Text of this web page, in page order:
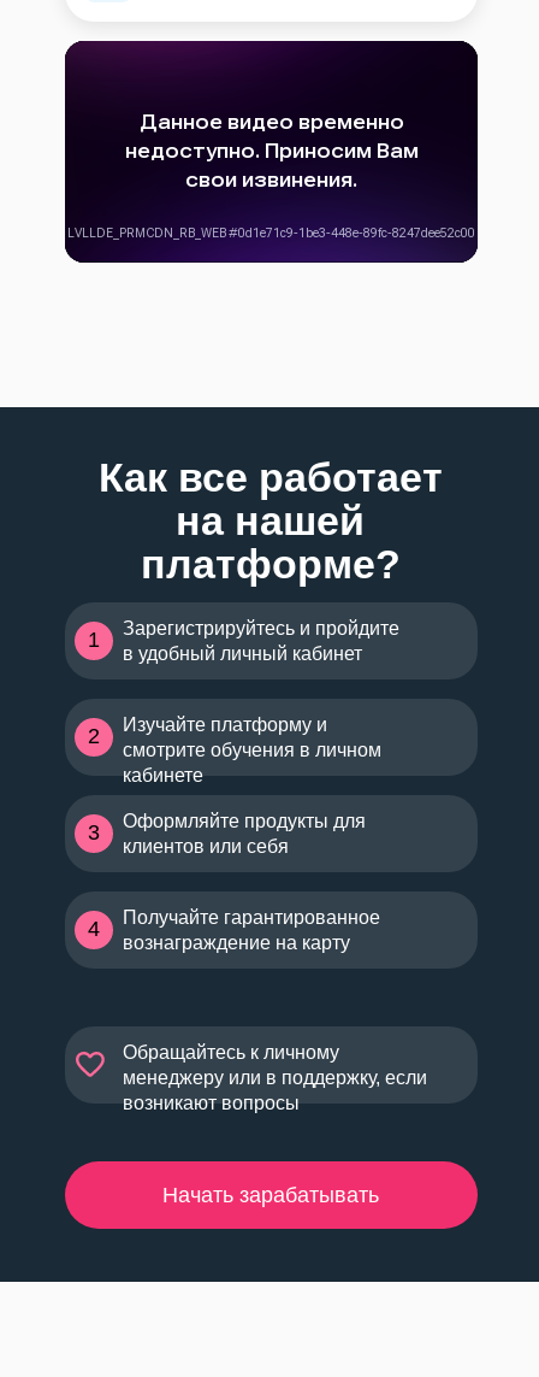
Как все работает
на нашей
платформе?
1
Зарегистрируйтесь и пройдите
в удобный личный кабинет
2
Изучайте платформу и
смотрите обучения в личном
кабинете
3
Оформляйте продукты для
клиентов или себя
4
Получайте гарантированное
вознаграждение на карту
Обращайтесь к личному
менеджеру или в поддержку, если
возникают вопросы
Начать зарабатывать